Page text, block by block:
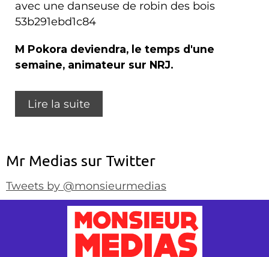
M Pokora deviendra, le temps d'une
semaine, animateur sur NRJ.
Lire la suite
Mr Medias sur Twitter
Tweets by @monsieurmedias